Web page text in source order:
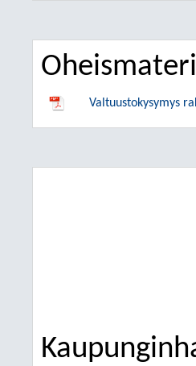
Valtuustokysymys